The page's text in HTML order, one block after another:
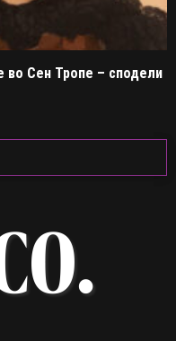
Сен Тропе – сподели